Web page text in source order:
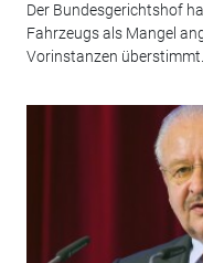
Der Bundesgerichtshof
Fahrzeugs als Mangel
Vorinstanzen